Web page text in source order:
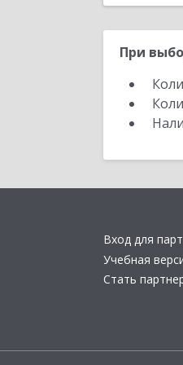
При
Вход для
Учебная
Стать